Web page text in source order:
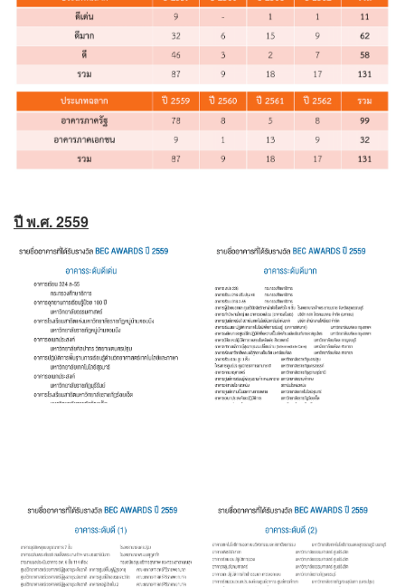
ปี พ.ศ. 2559